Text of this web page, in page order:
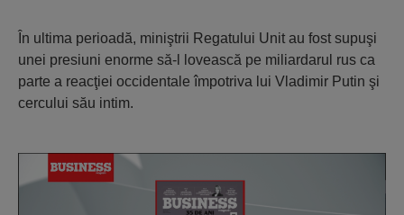
În ultima perioadă, miniştrii Regatului Unit au fost supuşi
unei presiuni enorme să-l lovească pe miliardarul rus ca
parte a reacţiei occidentale împotriva lui Vladimir Putin şi
cercului său intim.